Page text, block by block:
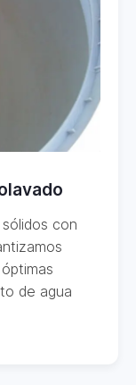
con
de agua